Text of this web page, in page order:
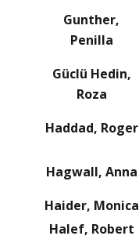
Gunther,
Penilla
Güclü Hedin,
Roza
Haddad, Roger
Hagwall, Anna
Haider, Monica
Halef, Robert